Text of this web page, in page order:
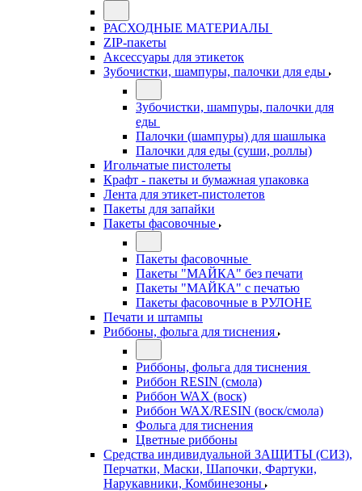
РАСХОДНЫЕ МАТЕРИАЛЫ
ZIP-пакеты
Аксессуары для этикеток
Зубочистки, шампуры, палочки для еды
Зубочистки, шампуры, палочки для
еды
Палочки (шампуры) для шашлыка
Палочки для еды (суши, роллы)
Игольчатые пистолеты
Крафт - пакеты и бумажная упаковка
Лента для этикет-пистолетов
Пакеты для запайки
Пакеты фасовочные
Пакеты фасовочные
Пакеты "МАЙКА" без печати
Пакеты "МАЙКА" с печатью
Пакеты фасовочные в РУЛОНЕ
Печати и штампы
Риббоны, фольга для тиснения
Риббоны, фольга для тиснения
Риббон RESIN (смола)
Риббон WAX (воск)
Риббон WAX/RESIN (воск/смола)
Фольга для тиснения
Цветные риббоны
Средства индивидуальной ЗАЩИТЫ (СИЗ),
Перчатки, Маски, Шапочки, Фартуки,
Нарукавники, Комбинезоны